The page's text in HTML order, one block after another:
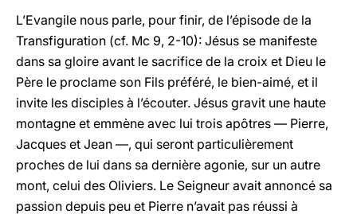
L’Evangile nous parle, pour finir, de l’épisode de la
Transfiguration (cf. Mc 9, 2-10): Jésus se manifeste
dans sa gloire avant le sacrifice de la croix et Dieu le
Père le proclame son Fils préféré, le bien-aimé, et il
invite les disciples à l’écouter. Jésus gravit une haute
montagne et emmène avec lui trois apôtres — Pierre,
Jacques et Jean —, qui seront particulièrement
proches de lui dans sa dernière agonie, sur un autre
mont, celui des Oliviers. Le Seigneur avait annoncé sa
passion depuis peu et Pierre n’avait pas réussi à